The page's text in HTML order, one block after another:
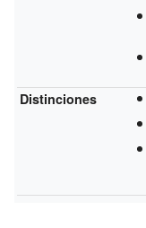
Distinciones